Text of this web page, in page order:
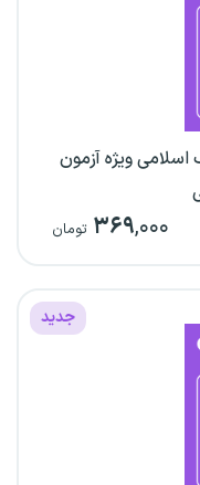
ویژه آزمون
۳۶۹,۰۰۰ تومان
جدید